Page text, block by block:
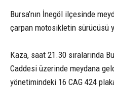
Bursa’nın İnegöl ilçesinde
çarpan motosikletin sürücüsü
Kaza, saat 21.30 sıralarında
Caddesi üzerinde meydana
yönetimindeki 16 CAG 424